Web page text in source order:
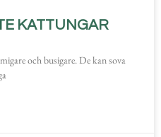
KATTUNGAR
och busigare. De kan sova